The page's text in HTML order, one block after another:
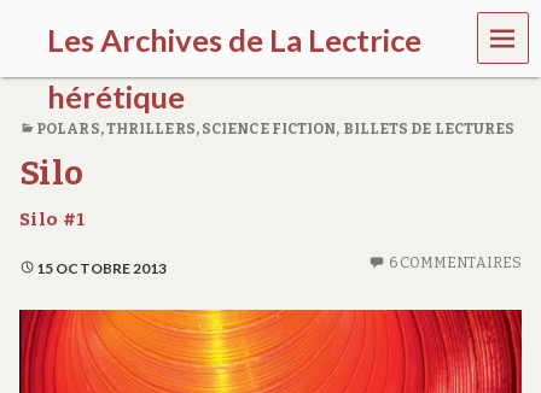
Les Archives de La Lectrice
hérétique
2
0
0
-
2
0
2
0
MEN
U
POLARS, THRILLERS, SCIENCE FICTION, BILLETS DE LECTURES
Silo
Silo #1
15 OCTOBRE 2013 6 COMMENTAIRES